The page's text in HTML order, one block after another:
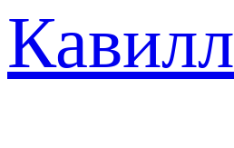
Кавилл